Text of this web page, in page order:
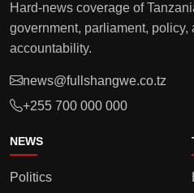
Hard-news coverage of
government, parliament, policy,
accountability.
news@fullshangwe.co.tz
+255 700 000 000
NEWS
Politics